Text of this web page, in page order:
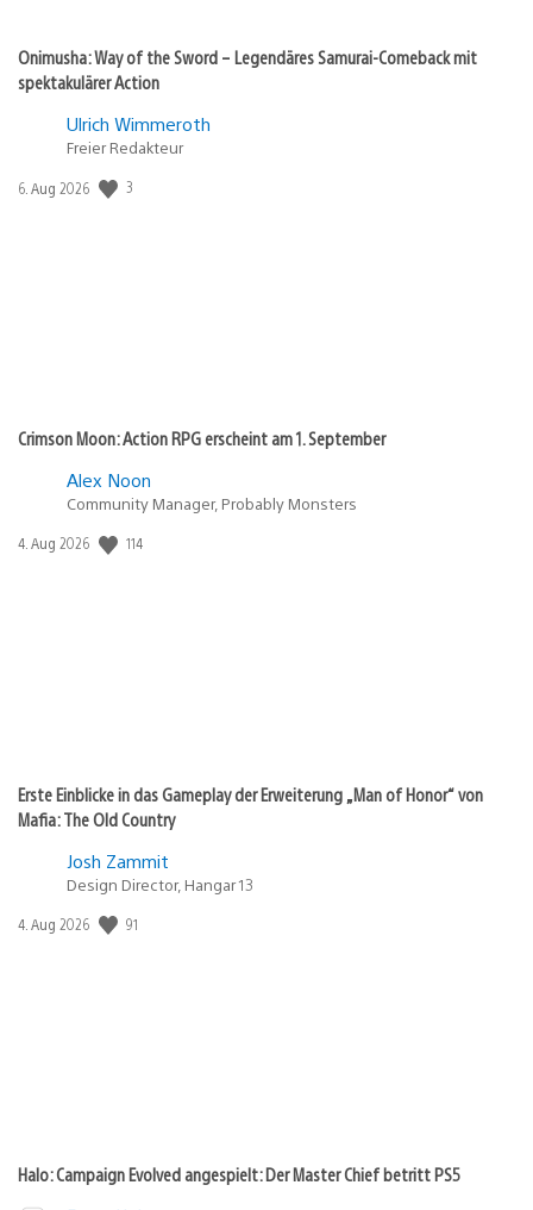
Onimusha: Way of the Sword – Legendäres Samurai-Comeback mit
spektakulärer Action
Ulrich Wimmeroth
Freier Redakteur
Veröffentlichungsdatum:
6. Aug 2026 3
Crimson Moon: Action RPG erscheint am 1. September
Alex Noon
Community Manager, Probably Monsters
Veröffentlichungsdatum:
4. Aug 2026 114
Erste Einblicke in das Gameplay der Erweiterung „Man of Honor“ von
Mafia: The Old Country
Josh Zammit
Design Director, Hangar 13
Veröffentlichungsdatum:
4. Aug 2026 91
Halo: Campaign Evolved angespielt: Der Master Chief betritt PS5